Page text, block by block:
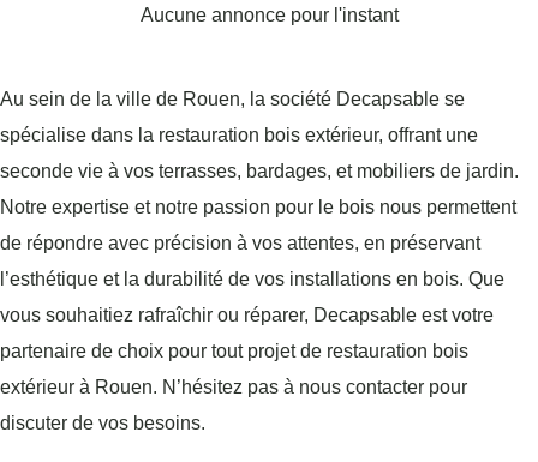
Aucune annonce pour l'instant
Au sein de la ville de Rouen, la société Decapsable se
spécialise dans la restauration bois extérieur, offrant une
seconde vie à vos terrasses, bardages, et mobiliers de jardin.
Notre expertise et notre passion pour le bois nous permettent
de répondre avec précision à vos attentes, en préservant
l’esthétique et la durabilité de vos installations en bois. Que
vous souhaitiez rafraîchir ou réparer, Decapsable est votre
partenaire de choix pour tout projet de restauration bois
extérieur à Rouen. N’hésitez pas à nous contacter pour
discuter de vos besoins.